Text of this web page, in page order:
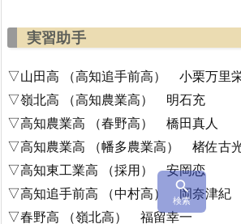
実習助手
▽山田高 （高知追手前高） 小栗万里
▽嶺北高 （高知農業高） 明石充
▽高知農業高 （春野高） 橋田真人
▽高知農業高 （幡多農業高） 楮佐古
▽高知東工業高 （採用） 安岡恋
▽高知追手前高 （中村高） 岡奈津紀
▽春野高 （嶺北高） 福留幸一

検索